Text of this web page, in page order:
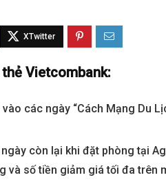
Vietcombank:
vào các ngày “Cách Mạng Du
còn lại khi đặt phòng tại
và số tiền giảm giá tối đa trên